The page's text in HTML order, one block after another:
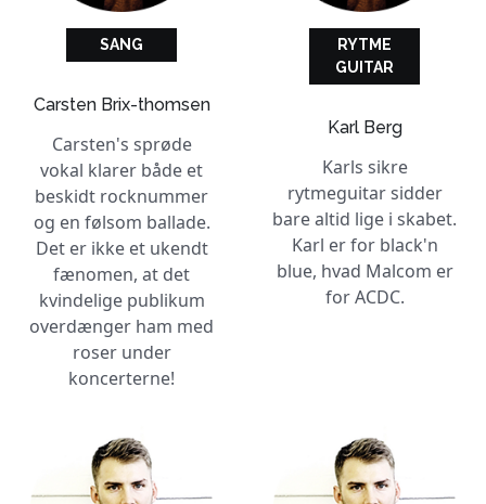
SANG
Carsten Brix-thomsen
Carsten's sprøde
vokal klarer både et
beskidt rocknummer
og en følsom ballade.
Det er ikke et ukendt
fænomen, at det
kvindelige publikum
overdænger ham med
roser under
koncerterne!
RYTME
GUITAR
Karl Berg
Karls sikre
rytmeguitar sidder
bare altid lige i skabet.
Karl er for black'n
blue, hvad Malcom er
for ACDC.